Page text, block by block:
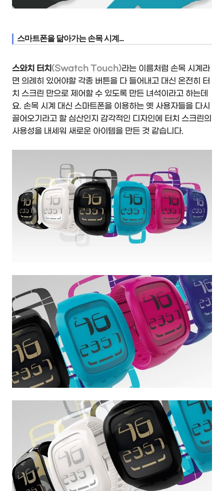
스마트폰을 닮아가는 손목 시계...
스와치 터치(Swatch Touch)라는 이름처럼 손목 시계라
면 의례히 있어야할 각종 버튼을 다 들어내고 대신 온전히 터
치 스크린 만으로 제어할 수 있도록 만든 녀석이라고 하는데
요. 손목 시계 대신 스마트폰을 이용하는 옛 사용자들을 다시
끌어오기라고 할 심산인지 감각적인 디자인에 터치 스크린의
사용성을 내세워 새로운 아이템을 만든 것 같습니다.